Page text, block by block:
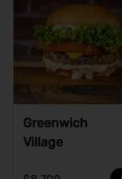
Greenwich
Village